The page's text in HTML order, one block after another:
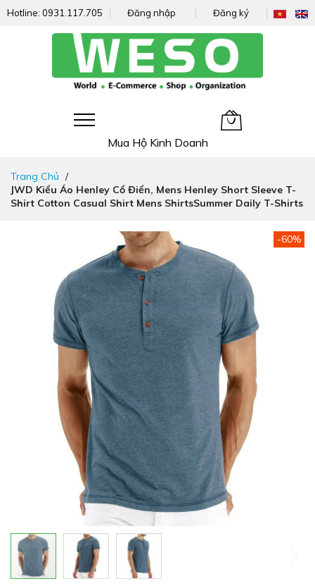
Hotline: 0931.117.705 Đăng nhập Đăng ký
Mua Hộ Kinh Doanh
nhanh
đến
nội
Trang Chủ
JWD Kiểu Áo Henley Cổ Điển, Mens Henley Short Sleeve T-
Shirt Cotton Casual Shirt Mens ShirtsSummer Daily T-Shirts
-60%